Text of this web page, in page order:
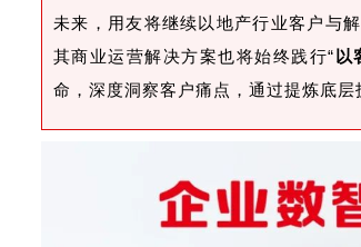
未来，用友将继续以地产行业客户与
其商业运营解决方案也将始终践行“ 以
命，深度洞察客户痛点，通过提炼底